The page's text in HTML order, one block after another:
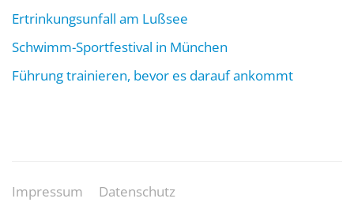
Ertrinkungsunfall am Lußsee
Schwimm-Sportfestival in München
Führung trainieren, bevor es darauf ankommt
Impressum
Datenschutz